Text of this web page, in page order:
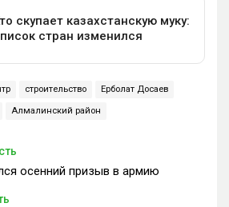
строительство Ерболат Досаев
Алмалинский район
осенний призыв в армию